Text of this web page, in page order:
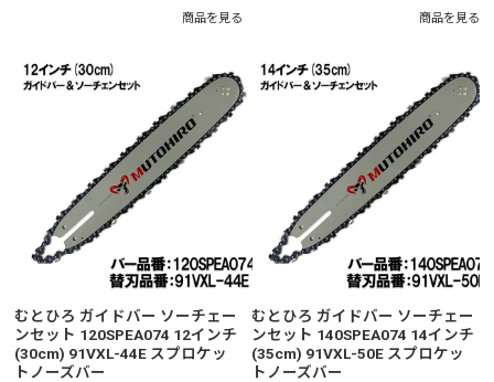
商品を見る 商品を見る
むとひろ ガイドバー ソーチェー
ンセット 120SPEA074 12インチ
(30cm) 91VXL-44E スプロケッ
トノーズバー
むとひろ ガイドバー ソーチェー
ンセット 140SPEA074 14インチ
(35cm) 91VXL-50E スプロケッ
トノーズバー